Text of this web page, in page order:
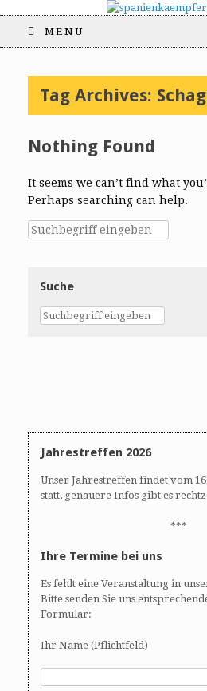
MENU
Tag Archives:
Nothing Found
It seems we can’t find what
Perhaps searching can help.
Suche
Jahrestreffen 2026
Unser Jahrestreffen findet vom
statt, genauere Infos gibt es
***
Ihre Termine bei uns
Es fehlt eine Veranstaltung in
Bitte senden Sie uns
Formular:
Ihr Name (Pflichtfeld)